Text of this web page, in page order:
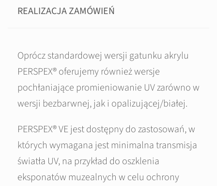
REALIZACJA ZAMÓWIEŃ
Oprócz standardowej wersji gatunku akrylu
PERSPEX® oferujemy również wersje
pochłaniające promieniowanie UV zarówno w
wersji bezbarwnej, jak i opalizującej/białej.
PERSPEX® VE jest dostępny do zastosowań, w
których wymagana jest minimalna transmisja
światła UV, na przykład do oszklenia
eksponatów muzealnych w celu ochrony